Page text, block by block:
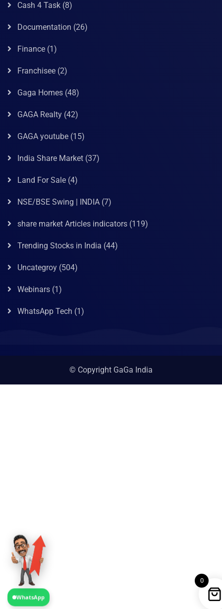
Cash 4 Task (8)
Documentation (26)
Finance (1)
Franchisee (2)
Gaga Homes (48)
GAGA Realty (42)
GAGA youtube (15)
India Share Market (37)
Land For Sale (4)
NSE/BSE Swing | INDIA (7)
share market Articles indicators (119)
Trending Stocks in India (44)
Uncategroy (504)
Webinars (1)
WhatsApp Tech (1)
© Copyright GaGa India
0
WhatsApp